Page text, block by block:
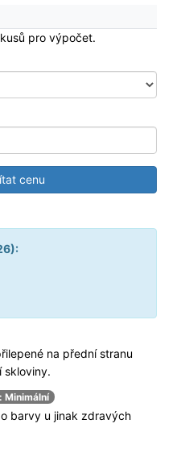
pro výpočet.
cenu
na přední stranu
skloviny.
Minimální
barvy u jinak zdravých